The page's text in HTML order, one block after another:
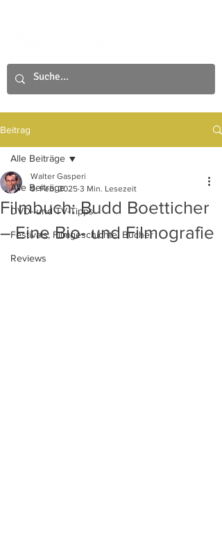
Beitrag
Alle Beiträge
DVD- und TV-Tipps
Festivals, Filmgeschichte, Bücher
Reviews
Alle Beiträge
Filmbuch: Budd Boetticher
– Eine Bio- und Filmografie
Walter Gasperi
9. Feb. 2025 3 Min. Lesezeit